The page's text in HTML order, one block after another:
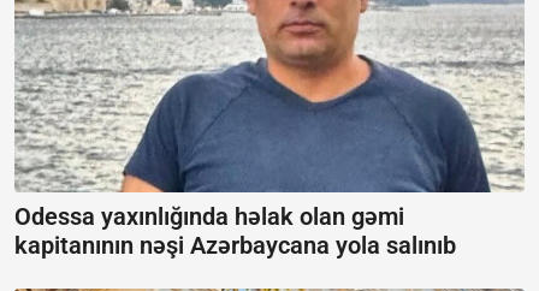
Odessa yaxınlığında həlak olan gəmi
kapitanının nəşi Azərbaycana yola salınıb